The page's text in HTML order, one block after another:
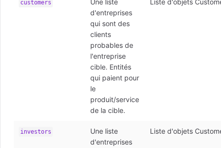
customers
Une liste
d'entreprises
qui sont des
clients
probables de
l'entreprise
cible. Entités
qui paient pour
le
produit/service
de la cible.
Liste d'objets
investors
Une liste
d'entreprises
Liste d'objets